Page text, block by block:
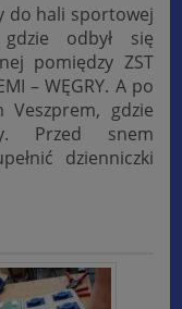
do hali sportowej
gdzie odbył się
pomiędzy ZST
– WĘGRY. A po
gdzie
Przed snem
dzienniczki